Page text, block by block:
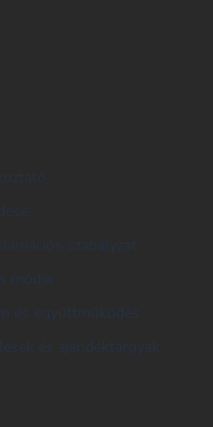
szabályzat
módja
és együttműködés
és ajándéktárgyak